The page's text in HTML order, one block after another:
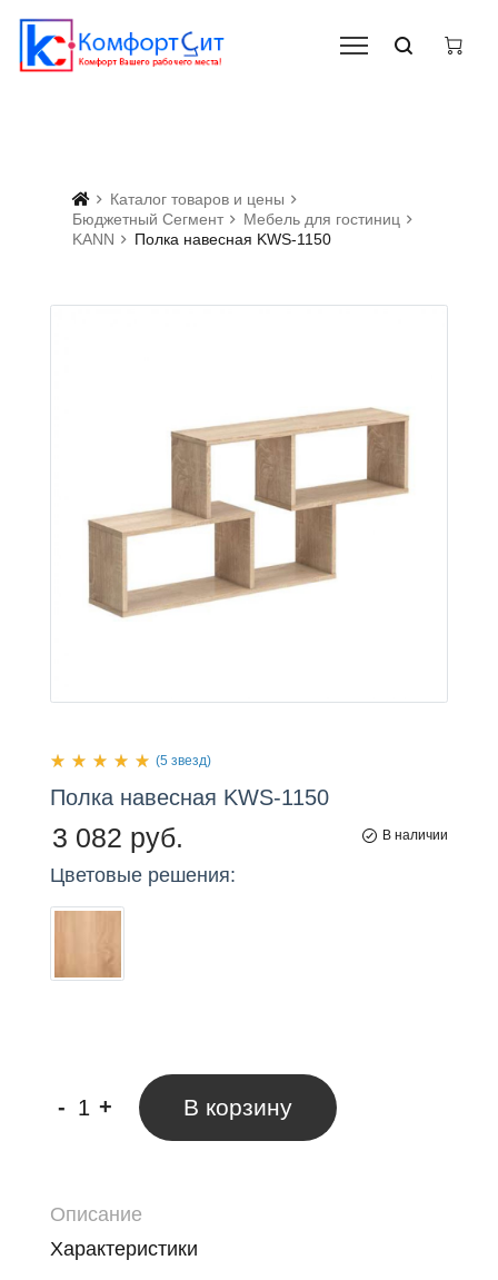
Каталог товаров и цены
Бюджетный Сегмент
Мебель для гостиниц
KANN
Полка навесная KWS-1150
(5 звезд)
Полка навесная KWS-1150
3 082 руб. В наличии
Цветовые решения:
- + В корзину
Описание
Характеристики